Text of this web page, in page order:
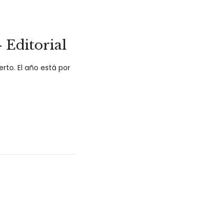
Editorial
El año está por